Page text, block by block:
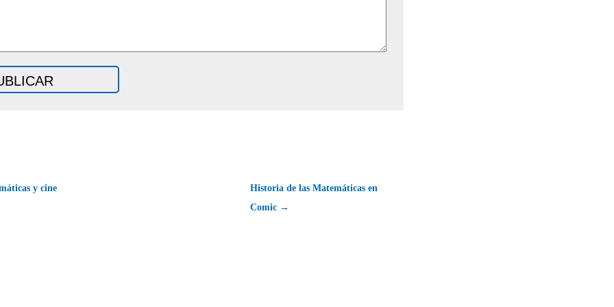
y cine
Historia de las Matemáticas en
Comic →